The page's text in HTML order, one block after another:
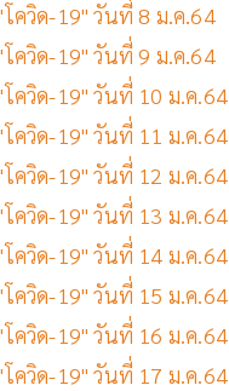
โควิด-19" วันที่ 8 ม.ค.64
โควิด-19" วันที่ 9 ม.ค.64
โควิด-19" วันที่ 10 ม.ค.64
โควิด-19" วันที่ 11 ม.ค.64
โควิด-19" วันที่ 12 ม.ค.64
โควิด-19" วันที่ 13 ม.ค.64
โควิด-19" วันที่ 14 ม.ค.64
โควิด-19" วันที่ 15 ม.ค.64
โควิด-19" วันที่ 16 ม.ค.64
โควิด-19" วันที่ 17 ม.ค.64